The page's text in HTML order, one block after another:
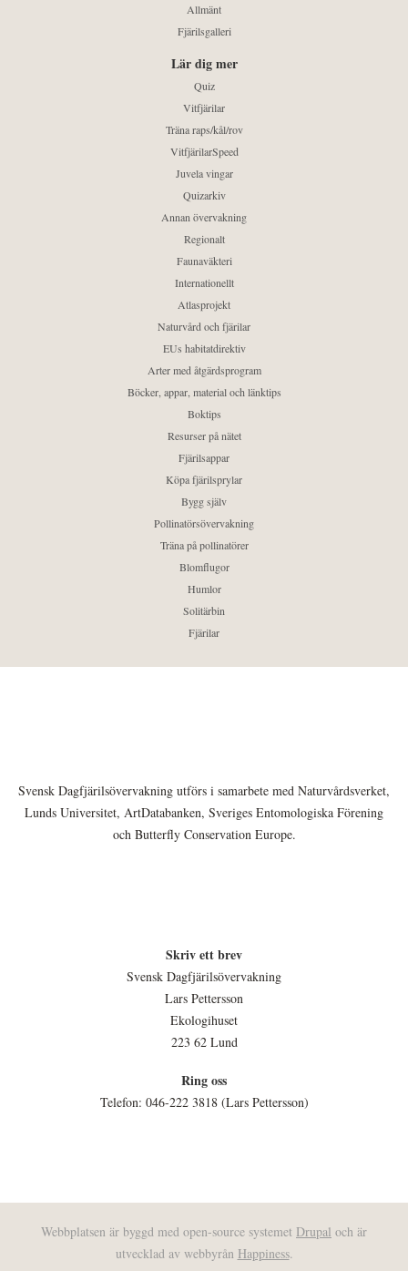
Allmänt
Fjärilsgalleri
Lär dig mer
Quiz
Vitfjärilar
Träna raps/kål/rov
VitfjärilarSpeed
Juvela vingar
Quizarkiv
Annan övervakning
Regionalt
Faunaväkteri
Internationellt
Atlasprojekt
Naturvård och fjärilar
EUs habitatdirektiv
Arter med åtgärdsprogram
Böcker, appar, material och länktips
Boktips
Resurser på nätet
Fjärilsappar
Köpa fjärilsprylar
Bygg själv
Pollinatörsövervakning
Träna på pollinatörer
Blomflugor
Humlor
Solitärbin
Fjärilar
Svensk Dagfjärilsövervakning utförs i samarbete med Naturvårdsverket,
Lunds Universitet, ArtDatabanken, Sveriges Entomologiska Förening
och Butterfly Conservation Europe.
Skriv ett brev
Svensk Dagfjärilsövervakning
Lars Pettersson
Ekologihuset
223 62 Lund
Ring oss
Telefon: 046-222 3818 (Lars Pettersson)
Webbplatsen är byggd med open-source systemet Drupal och är
utvecklad av webbyrån Happiness.